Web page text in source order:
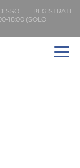
REGISTRATI
18:00 (SOLO